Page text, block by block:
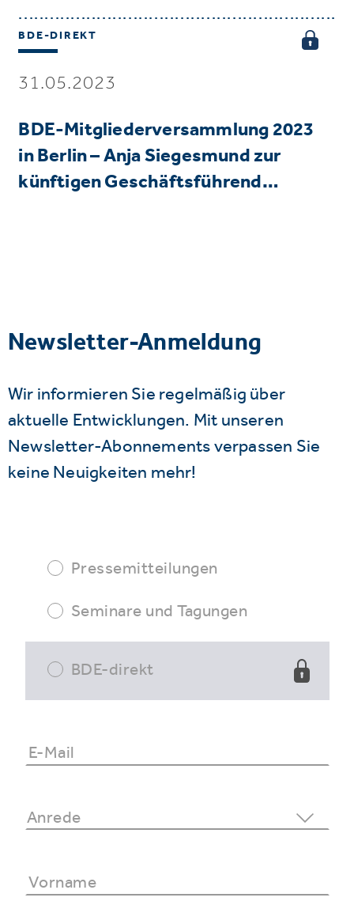
BDE-DIREKT
31.05.2023
BDE-Mitgliederversammlung 2023
in Berlin – Anja Siegesmund zur
künftigen Geschäftsführend…
Newsletter-Anmeldung
Wir informieren Sie regelmäßig über
aktuelle Entwicklungen. Mit unseren
Newsletter-Abonnements verpassen Sie
keine Neuigkeiten mehr!
Pressemitteilungen
Seminare und Tagungen
BDE-direkt